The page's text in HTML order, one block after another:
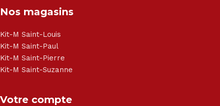
- Matelas - Hifi Hitachi, LG, Sharp, Philips, Bosh, Moulinex,
Haier, Sony, Cecotec, Westpoint, Dyson.
Nos magasins
Kit-M Saint-Louis
Kit-M Saint-Paul
Kit-M Saint-Pierre
Kit-M Saint-Suzanne
Votre compte